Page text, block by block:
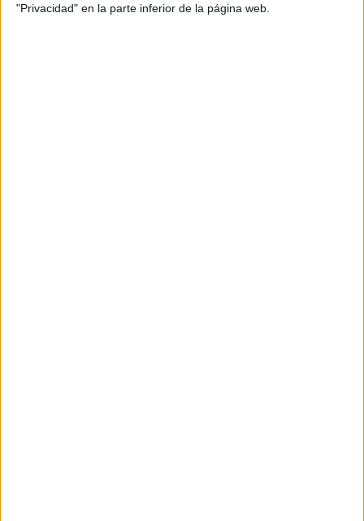
"Privacidad" en la parte inferior de la página web.
AMBIENTE